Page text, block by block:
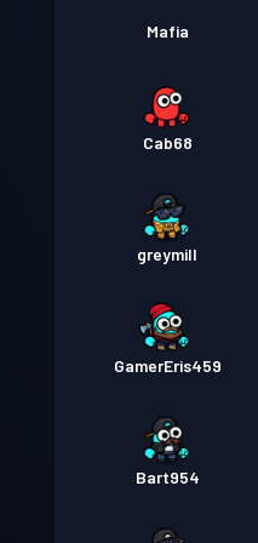
Mafia
Cab68
greymill
GamerEris459
Bart954